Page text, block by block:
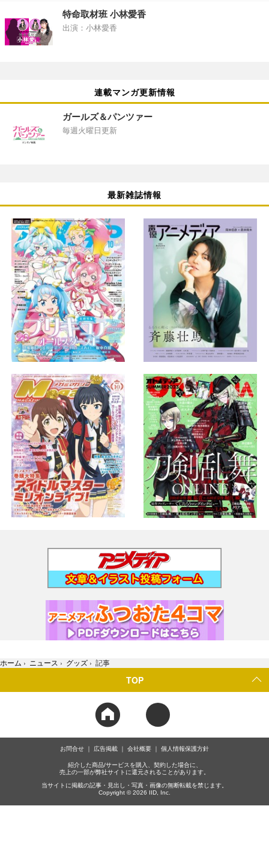
特命取材班 小林愛香
出演：小林愛香
連載マンガ更新情報
ガールズ＆パンツァー
毎週火曜日更新
最新雑誌情報
ホーム › ニュース › グッズ › 記事
TOP
お問合せ 広告掲載 会社概要 個人情報保護方針
紹介した商品/サービスを購入、契約した場合に、
売上の一部が弊社サイトに還元されることがあります。
当サイトに掲載の記事・見出し・写真・画像の無断転載を禁じます。
Copyright © 2026 IID, Inc.